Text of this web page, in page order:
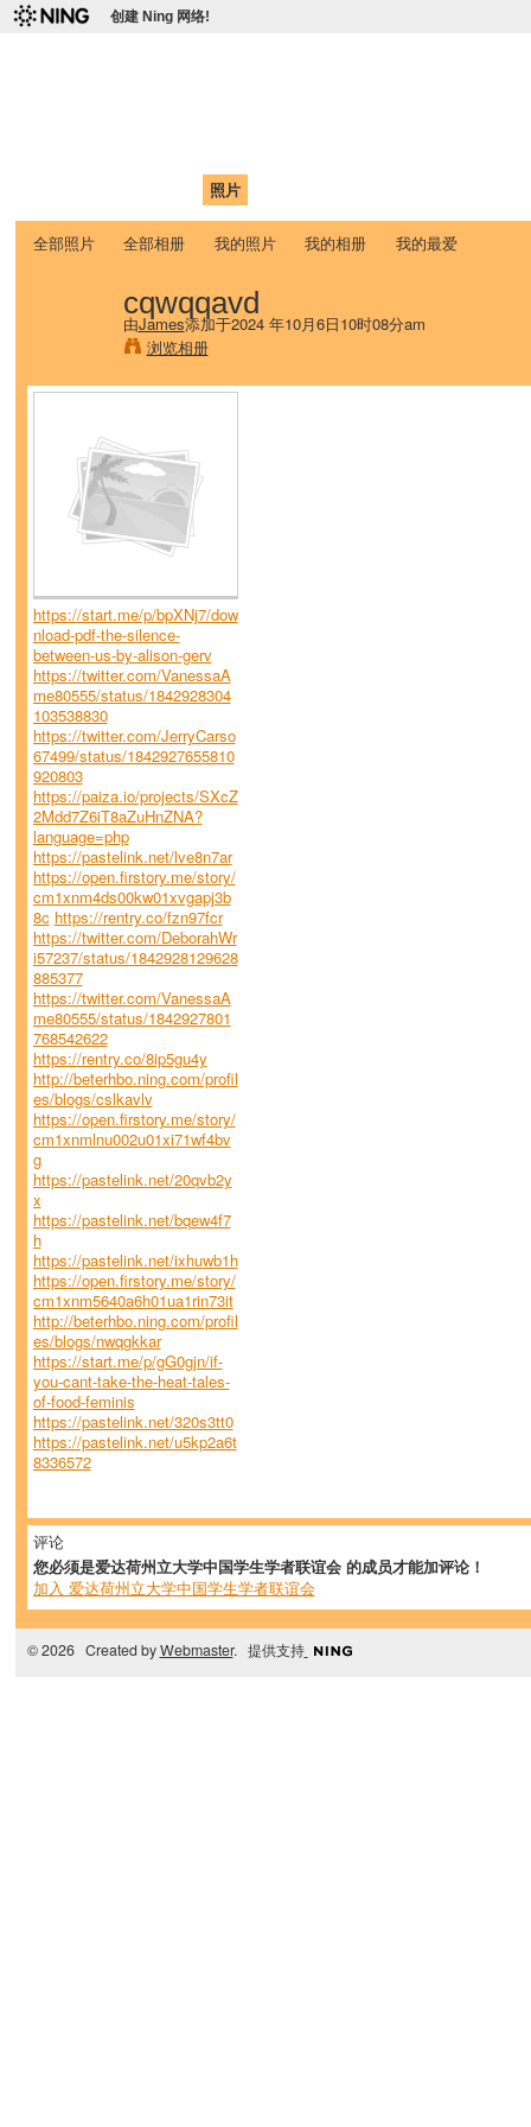
创建 Ning 网络!
照片
全部照片 全部相册 我的照片 我的相册 我的最爱
cqwqqavd
由James添加于2024 年10月6日10时08分am
浏览相册
https://start.me/p/bpXNj7/dow
nload-pdf-the-silence-
between-us-by-alison-gerv
https://twitter.com/VanessaA
me80555/status/1842928304
103538830
https://twitter.com/JerryCarso
67499/status/1842927655810
920803
https://paiza.io/projects/SXcZ
2Mdd7Z6iT8aZuHnZNA?
language=php
https://pastelink.net/lve8n7ar
https://open.firstory.me/story/
cm1xnm4ds00kw01xvgapj3b
8c https://rentry.co/fzn97fcr
https://twitter.com/DeborahWr
i57237/status/1842928129628
885377
https://twitter.com/VanessaA
me80555/status/1842927801
768542622
https://rentry.co/8ip5gu4y
http://beterhbo.ning.com/profil
es/blogs/cslkavlv
https://open.firstory.me/story/
cm1xnmlnu002u01xi71wf4bv
g
https://pastelink.net/20qvb2y
x
https://pastelink.net/bqew4f7
h
https://pastelink.net/ixhuwb1h
https://open.firstory.me/story/
cm1xnm5640a6h01ua1rin73it
http://beterhbo.ning.com/profil
es/blogs/nwqgkkar
https://start.me/p/gG0gjn/if-
you-cant-take-the-heat-tales-
of-food-feminis
https://pastelink.net/320s3tt0
https://pastelink.net/u5kp2a6t
8336572
评论
您必须是爱达荷州立大学中国学生学者联谊会 的成员才能加评论！
加入 爱达荷州立大学中国学生学者联谊会
© 2026 Created byWebmaster. 提供支持